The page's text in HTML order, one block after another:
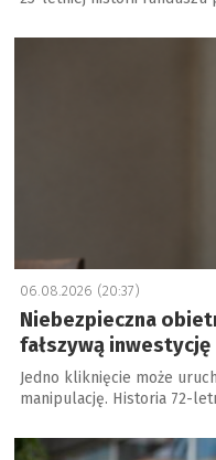
a
06.08.2026 (20:37)
Niebezpieczna
fałszywą inwestycję
Jedno kliknięcie może
manipulację. Historia 72-
a